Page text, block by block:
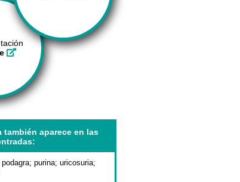
también aparece en las
podagra; purina; uricosuria;